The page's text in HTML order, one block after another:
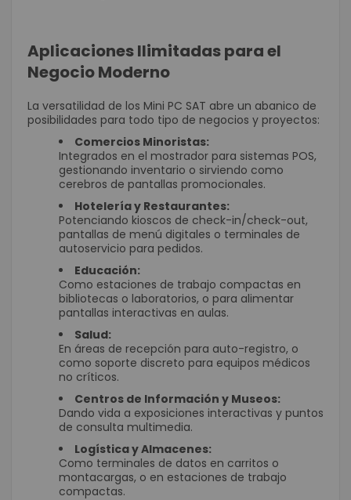
Aplicaciones Ilimitadas para el
Negocio Moderno
La versatilidad de los Mini PC SAT abre un abanico de
posibilidades para todo tipo de negocios y proyectos:
Comercios Minoristas:
Integrados en el mostrador para sistemas POS,
gestionando inventario o sirviendo como
cerebros de pantallas promocionales.
Hotelería y Restaurantes:
Potenciando kioscos de check-in/check-out,
pantallas de menú digitales o terminales de
autoservicio para pedidos.
Educación:
Como estaciones de trabajo compactas en
bibliotecas o laboratorios, o para alimentar
pantallas interactivas en aulas.
Salud:
En áreas de recepción para auto-registro, o
como soporte discreto para equipos médicos
no críticos.
Centros de Información y Museos:
Dando vida a exposiciones interactivas y puntos
de consulta multimedia.
Logística y Almacenes:
Como terminales de datos en carritos o
montacargas, o en estaciones de trabajo
compactas.